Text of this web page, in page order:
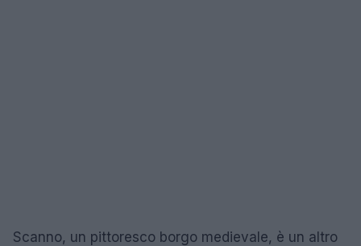
Scanno, un pittoresco borgo medievale, è un altro